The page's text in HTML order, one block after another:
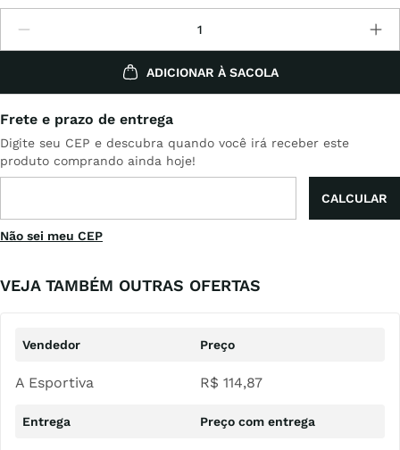
ADICIONAR À SACOLA
Não sei meu CEP
VEJA TAMBÉM OUTRAS OFERTAS
A Esportiva R$ 114,87